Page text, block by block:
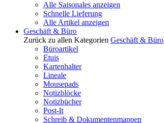
Alle Saisonales anzeigen
Schnelle Lieferung
Alle Artikel anzeigen
Geschäft & Büro
Zurück zu allen Kategorien Geschäft & Büro
Büroartikel
Etuis
Kartenhalter
Lineale
Mousepads
Notizblöcke
Notizbücher
Post-It
Schreib & Dokumentenmappen